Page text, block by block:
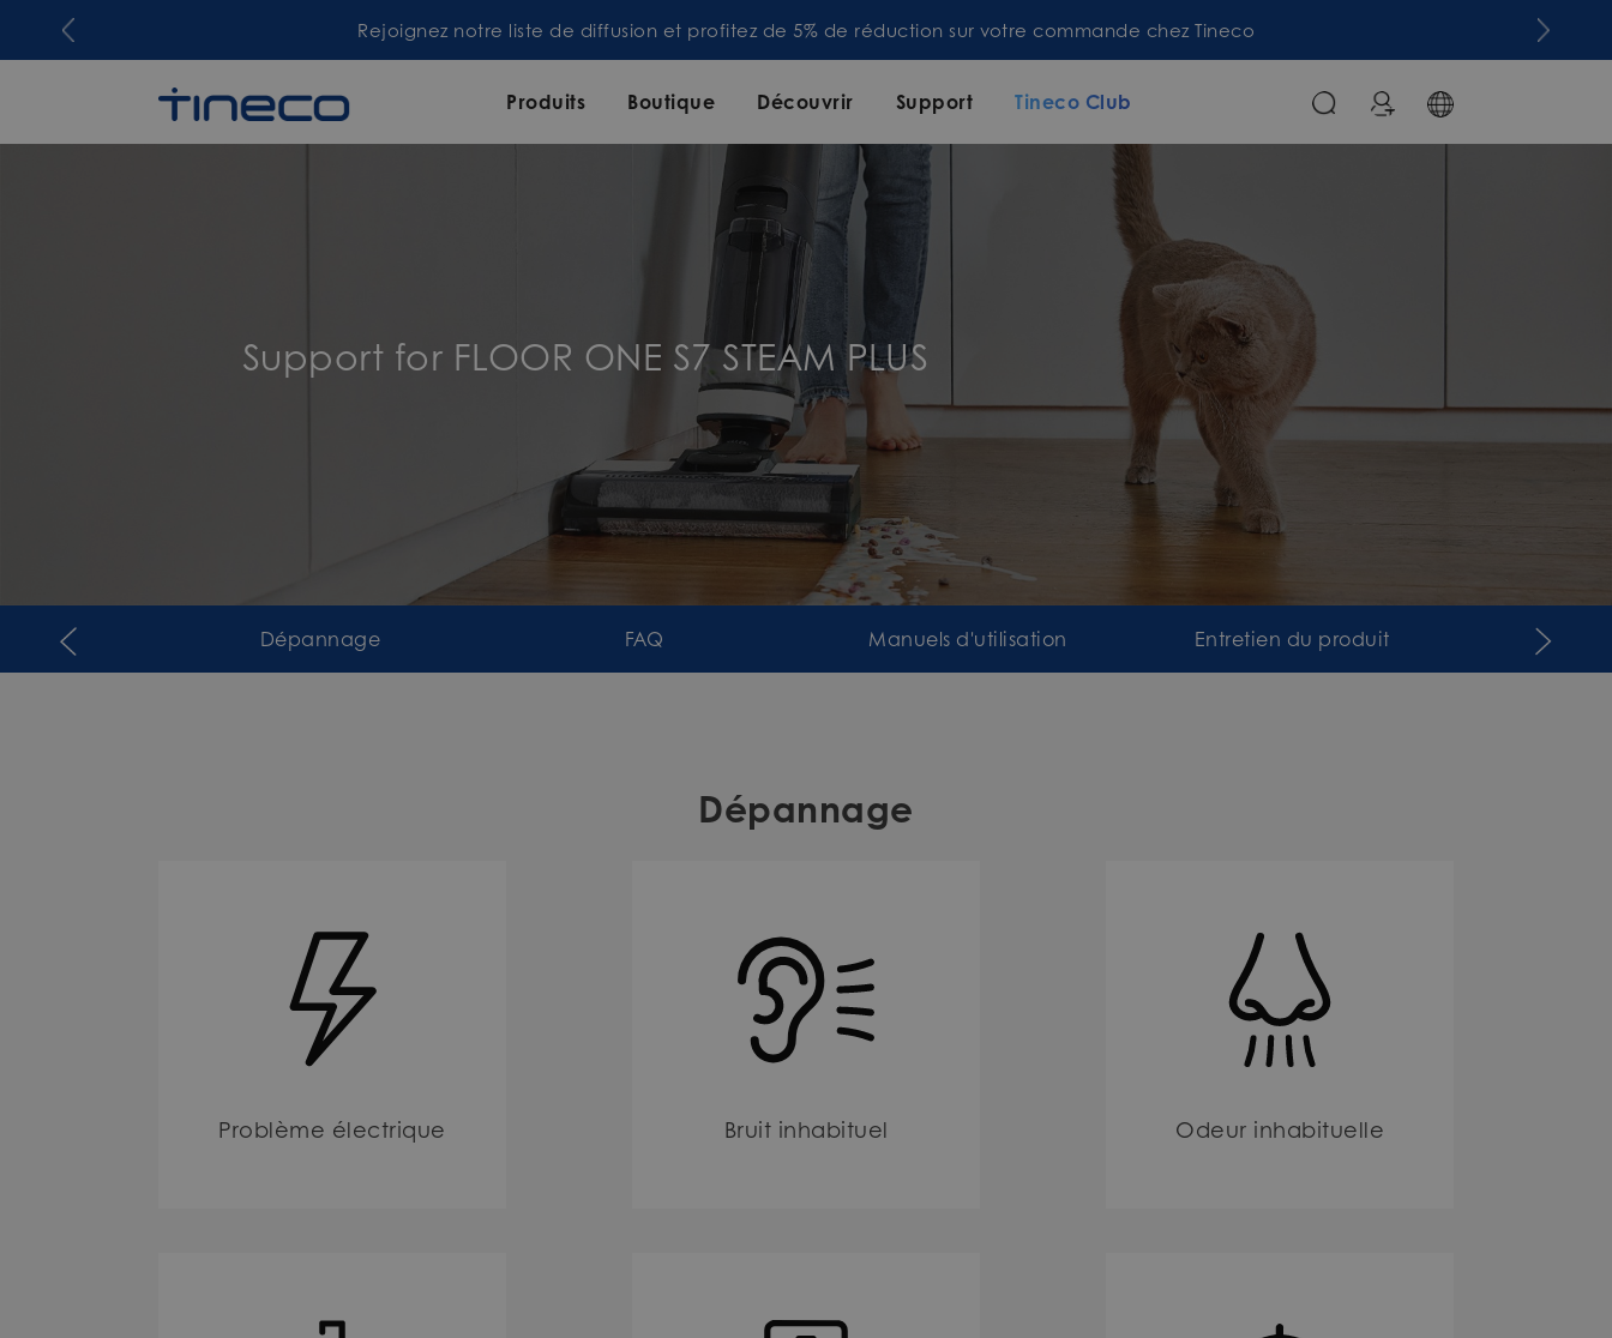
Rejoignez notre liste de diffusion et profitez de 5% de réduction sur votre commande chez Tineco
Produits Boutique Découvrir Support Tineco Club
Support for FLOOR ONE S7 STEAM PLUS
Dépannage FAQ Manuels d'utilisation Entretien du produit
Dépannage
Problème électrique Bruit inhabituel Odeur inhabituelle